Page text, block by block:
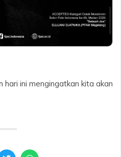
ini mengingatkan kita akan